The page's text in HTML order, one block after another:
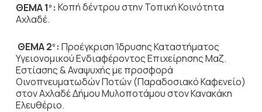
ΘΕΜΑ 1 ο : Κοπή δέντρου στην Τοπική Κοινότητα
Αχλαδέ.
ΘΕΜΑ 2ο : Προέγκριση Ίδρυσης Καταστήματος
Υγειονομικού Ενδιαφέροντος Επιχείρησης Μαζ.
Εστίασης & Αναψυχής με προσφορά
Οινοπνευματωδών Ποτών (Παραδοσιακό Καφενείο)
στον Αχλαδέ Δήμου Μυλοποτάμου στον Κανακάκη
Ελευθέριο.